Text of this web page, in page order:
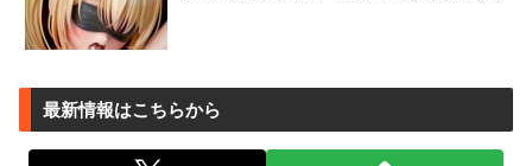
最新情報はこちらから